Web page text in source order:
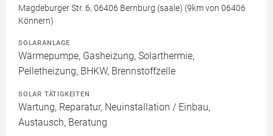
Magdeburger Str. 6, 06406 Bernburg (saale) (9km von 06406
Könnern)
SOLARANLAGE
Wärmepumpe, Gasheizung, Solarthermie,
Pelletheizung, BHKW, Brennstoffzelle
SOLAR TÄTIGKEITEN
Wartung, Reparatur, Neuinstallation / Einbau,
Austausch, Beratung